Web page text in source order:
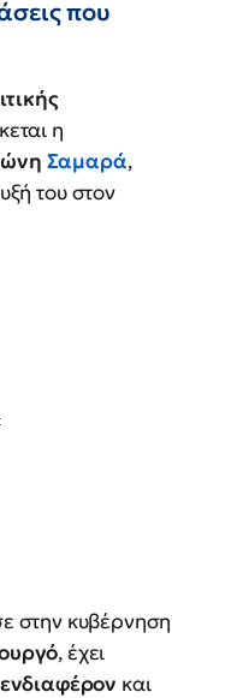
που
η
Σαμαρά,
του στον
στην κυβέρνηση
, έχει
και